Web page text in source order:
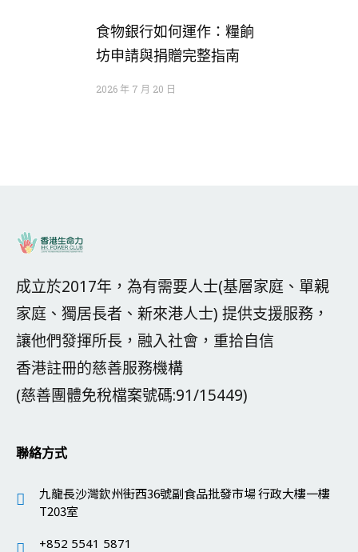
食物銀行如何運作：糧餉
坊申請與捐贈完整指南
2026 年 7 月 20 日
成立於2017年，為有需要人士(基層家庭、單親
家庭、獨居長者、新來港人士) 提供支援服務，
讓他們發揮所長，融入社會，重拾自信
香港註冊的慈善服務機構
(慈善團體免稅檔案號碼:91/15449)
聯絡方式
九龍長沙灣欽州街西36號副食品批發市場 行政大樓一樓
T203室
+852 5541 5871